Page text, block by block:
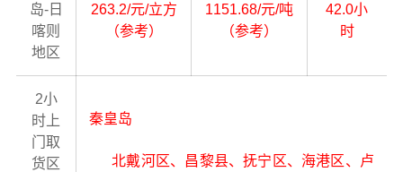
岛-日
喀则
地区
263.2/元/立方
（参考）
1151.68/元/吨
（参考）
42.0小
时
2小
时上
门取
货区
秦皇岛
北戴河区、昌黎县、抚宁区、海港区、卢